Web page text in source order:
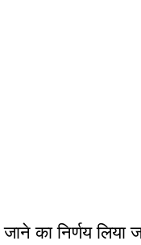
का निर्णय लिया